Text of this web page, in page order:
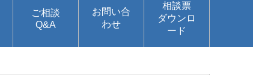
ご相談
Q&A
お問い合
わせ
相談票
ダウンロ
ード